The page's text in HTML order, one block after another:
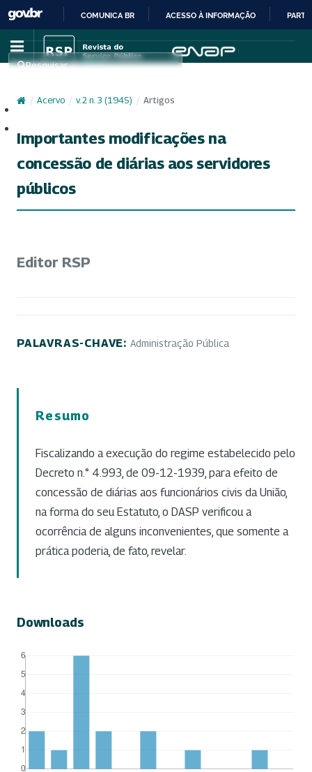
IR
PARA
CONTEÚDO
COMUNICA BR ACESSO À INFORMAÇÃO
Pesquisar
/ Acervo / v. 2 n. 3 (1945) / Artigos
Importantes modificações na
concessão de diárias aos servidores
públicos
Editor RSP
PALAVRAS-CHAVE: Administração Pública
Resumo
Fiscalizando a execução do regime estabelecido pelo
Decreto n.° 4.993, de 09-12-1939, para efeito de
concessão de diárias aos funcionários civis da União,
na forma do seu Estatuto, o DASP verificou a
ocorrência de alguns inconvenientes, que somente a
prática poderia, de fato, revelar.
Downloads